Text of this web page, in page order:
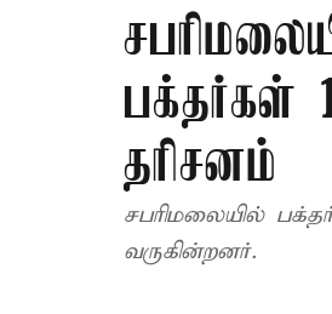
பக்தர்கள்
தரிசனம்
சபரிமலையில்
வருகின்றனர்.